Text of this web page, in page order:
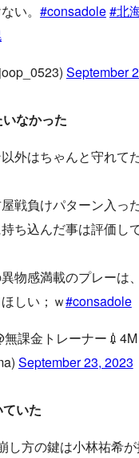
い。#consadole#北
September
なかった
外はちゃんと守れて
戦負けパターン入っ
ち込んだ事は評価し
物感満載のプレーは
しい；ｗ#consadole
課金トレーナー💉4M
September 23, 2023
いた
し方の鍵は小林祐希